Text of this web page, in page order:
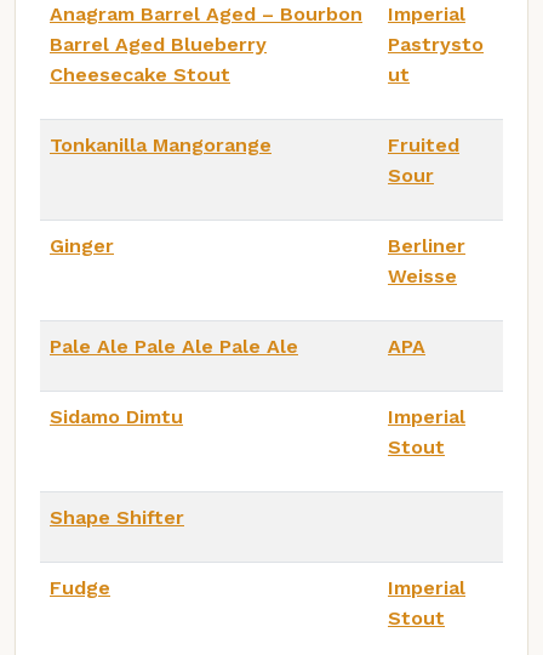
Anagram Barrel Aged – Bourbon
Barrel Aged Blueberry
Cheesecake Stout
Imperial
Pastrysto
ut
Tonkanilla Mangorange
Fruited
Sour
Ginger
Berliner
Weisse
Pale Ale Pale Ale Pale Ale APA
Sidamo Dimtu
Imperial
Stout
Shape Shifter
Fudge
Imperial
Stout